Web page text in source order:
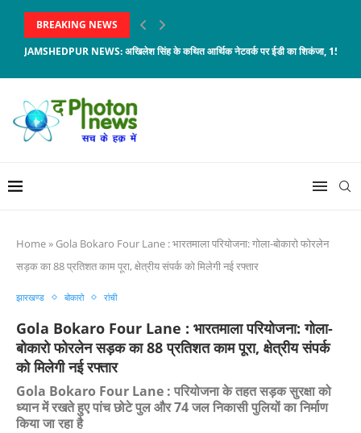
BREAKING NEWS
JAMSHEDPUR NEWS: अखिलेश सिंह के कथित आर्थिक नेटवर्क पर ईडी का शिकंजा, 150
Home» Gola Bokaro Four Lane : भारतमाला परियोजना: गोला-बोकारो फोरलेन
सड़क का 88 प्रतिशत काम पूरा, क्षेत्रीय संपर्क को मिलेगी नई रफ्तार
झारखण्ड बोकारो रांची
Gola Bokaro Four Lane : भारतमाला परियोजना: गोला-
बोकारो फोरलेन सड़क का 88 प्रतिशत काम पूरा, क्षेत्रीय संपर्क
को मिलेगी नई रफ्तार
Gola Bokaro Four Lane : परियोजना के तहत सड़क सुरक्षा को
ध्यान में रखते हुए पांच छोटे पुल और 74 जल निकासी पुलियों का निर्माण
किया जा रहा है